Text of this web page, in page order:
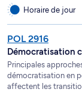
Horaire de jour
POL 2916
Démocratisation
Principales
démocratisation en
affectent les